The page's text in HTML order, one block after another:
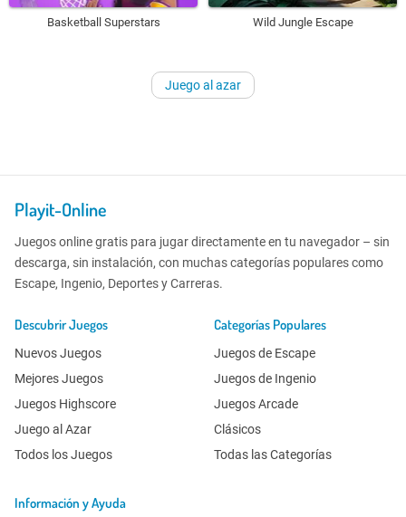
Basketball Superstars Wild Jungle Escape
Juego al azar
Playit-Online
Juegos online gratis para jugar directamente en tu navegador – sin
descarga, sin instalación, con muchas categorías populares como
Escape, Ingenio, Deportes y Carreras.
Descubrir Juegos
Nuevos Juegos
Mejores Juegos
Juegos Highscore
Juego al Azar
Todos los Juegos
Categorías Populares
Juegos de Escape
Juegos de Ingenio
Juegos Arcade
Clásicos
Todas las Categorías
Información y Ayuda